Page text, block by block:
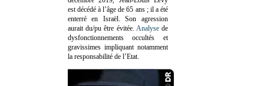
est décédé à l’âge de 65 ans ; il a été
enterré en Israël. Son agression
aurait du/pu être évitée. Analysede
dysfonctionnements occultés et
gravissimes impliquant notamment
la responsabilité de l’Etat.